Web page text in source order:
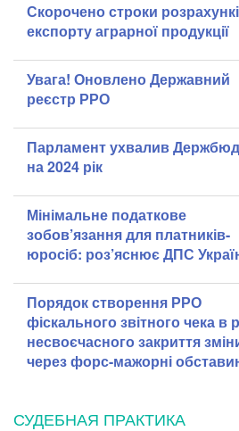
Скорочено строки
експорту аграрної продукції
Увага! Оновлено Державний
реєстр РРО
Парламент ухвалив
на 2024 рік
Мінімальне податкове
зобов’язання для платників-
юросіб: роз’яснює ДПС
Порядок створення РРО
фіскального звітного чека в
несвоєчасного закриття
через форс-мажорні
СУДЕБНАЯ ПРАКТИКА